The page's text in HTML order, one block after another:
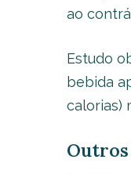
ao
Estudo
bebida
calorias)